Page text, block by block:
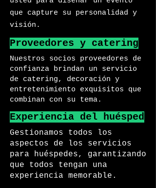
que capture su personalidad y
visión.
Proveedores y catering
Nuestros socios proveedores de
confianza brindan un servicio
de catering, decoración y
entretenimiento exquisitos que
combinan con su tema.
Experiencia del huésped
Gestionamos todos los
aspectos de los servicios
para huéspedes, garantizando
que todos tengan una
experiencia memorable.